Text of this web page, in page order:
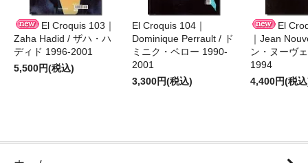
El Croquis 103｜
Zaha Hadid / ザハ・ハ
ディド 1996-2001
5,500円(税込)
El Croquis 104｜
Dominique Perrault / ド
ミニク・ペロー 1990-
2001
3,300円(税込)
El
｜Jean
ン・ヌーヴ
1994
4,400円(税